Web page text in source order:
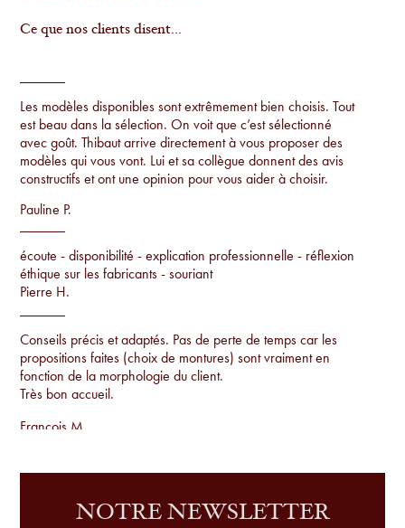
Ce que nos clients disent...
Les modèles disponibles sont extrêmement bien choisis. Tout
est beau dans la sélection. On voit que c’est sélectionné
avec goût. Thibaut arrive directement à vous proposer des
modèles qui vous vont. Lui et sa collègue donnent des avis
constructifs et ont une opinion pour vous aider à choisir.
Pauline P.
écoute - disponibilité - explication professionnelle - réflexion
éthique sur les fabricants - souriant
Pierre H.
Conseils précis et adaptés. Pas de perte de temps car les
propositions faites (choix de montures) sont vraiment en
fonction de la morphologie du client.
Très bon accueil.
Francois M.
Conseils par rapport à la morphologie, proposition de
examen de la vue sur place.
NOTRE NEWSLETTER